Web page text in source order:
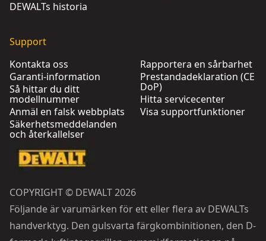
DEWALTs historia
Support
Kontakta oss
Garanti-information
Så hittar du ditt
modellnummer
Anmäl en falsk webbplats
Säkerhetsmeddelanden
och återkallelser
Rapportera en sårbarhet
Prestandadeklaration (CE
DoP)
Hitta servicecenter
Visa supportfunktioner
COPYRIGHT © DEWALT 2026
Följande är varumärken för ett eller flera av DEWALTs
handverktyg. Den gulsvarta färgkombinitionen, den D-